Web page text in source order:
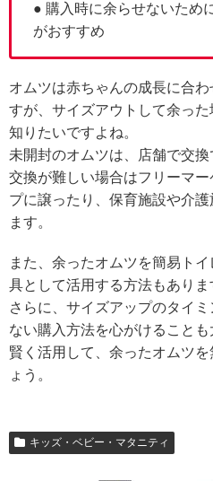
● 購入時に余らせないため
がおすすめ
オムツは赤ちゃんの成長に合
すが、サイズアウトして余っ
知りたいですよね。
未開封のオムツは、店舗で交換
交換が難しい場合はフリーマ
プに譲ったり、保育施設や介
ます。
また、余ったオムツを簡易ト
具として活用する方法もありま
さらに、サイズアップのタイ
ない購入方法を心がけることも
賢く活用して、余ったオムツ
ょう。
キッズ・ベビー・マタニティ